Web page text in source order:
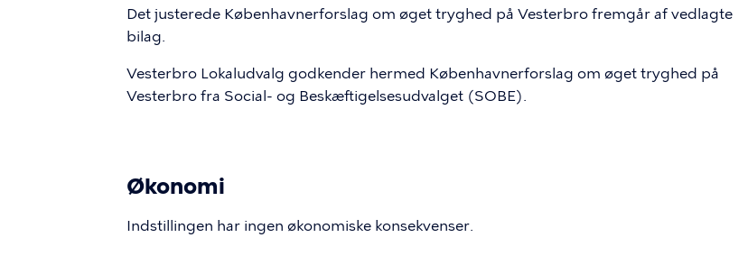
Det justerede Københavnerforslag om øget tryghed på Vesterbro fremgår af vedlagte
bilag.
Vesterbro Lokaludvalg godkender hermed Københavnerforslag om øget tryghed på
Vesterbro fra Social- og Beskæftigelsesudvalget (SOBE).
Økonomi
Indstillingen har ingen økonomiske konsekvenser.